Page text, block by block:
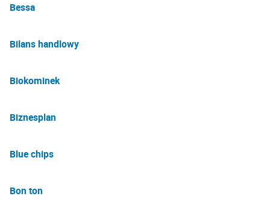
Bessa
Bilans handlowy
Biokominek
Biznesplan
Blue chips
Bon ton